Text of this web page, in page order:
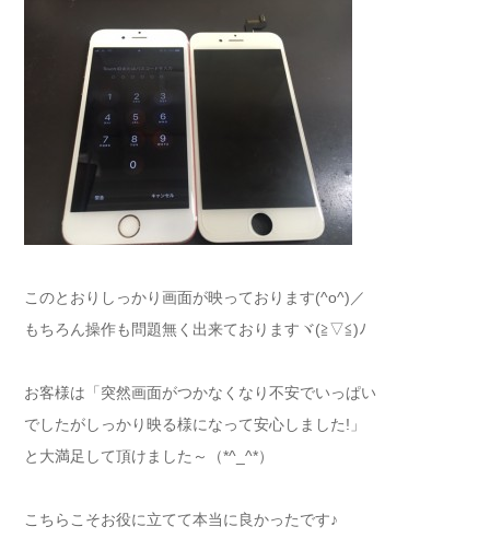
このとおりしっかり画面が映っております(^o^)／
もちろん操作も問題無く出来ておりますヾ(≧▽≦)ﾉ
お客様は「突然画面がつかなくなり不安でいっぱい
でしたがしっかり映る様になって安心しました!」
と大満足して頂けました～（*^_^*）
こちらこそお役に立てて本当に良かったです♪